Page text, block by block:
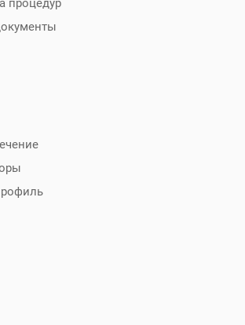
процедур